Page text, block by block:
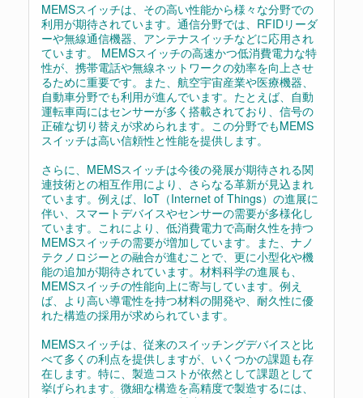
MEMSスイッチは、その高い性能から様々な分野での
利用が期待されています。通信分野では、RFIDリーダ
ーや無線通信機器、アンテナスイッチなどに応用され
ています。 MEMSスイッチの高速かつ低消費電力な特
性が、携帯電話や無線ネットワークの効率を向上させ
るために重要です。また、航空宇宙産業や医療機器、
自動車分野でも利用が進んでいます。たとえば、自動
運転車両にはセンサーが多く搭載されており、信号の
正確な切り替えが求められます。この分野でもMEMS
スイッチは高い信頼性と性能を提供します。
さらに、MEMSスイッチは今後の発展が期待される関
連技術との相互作用により、さらなる革新が見込まれ
ています。例えば、IoT（Internet of Things）の進展に
伴い、スマートデバイスやセンサーの需要が多様化し
ています。これにより、低消費電力で高耐久性を持つ
MEMSスイッチの需要が増加しています。また、ナノ
テクノロジーとの融合が進むことで、更に小型化や機
能の追加が期待されています。材料科学の進展も、
MEMSスイッチの性能向上に寄与しています。例え
ば、より高い導電性を持つ材料の開発や、耐久性に優
れた構造の採用が求められています。
MEMSスイッチは、従来のスイッチングデバイスと比
べて多くの利点を提供しますが、いくつかの課題も存
在します。特に、製造コストが依然として課題として
挙げられます。微細な構造を高精度で製造するには、